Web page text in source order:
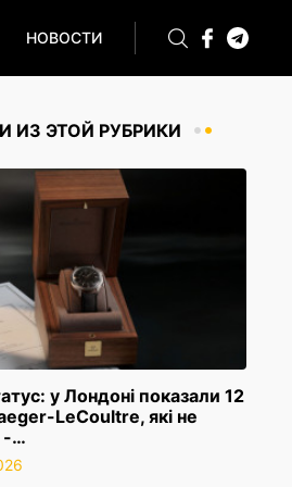
НОВОСТИ
ИЗ ЭТОЙ РУБРИКИ
у Лондоні показали 12
LeCoultre, які не
-…